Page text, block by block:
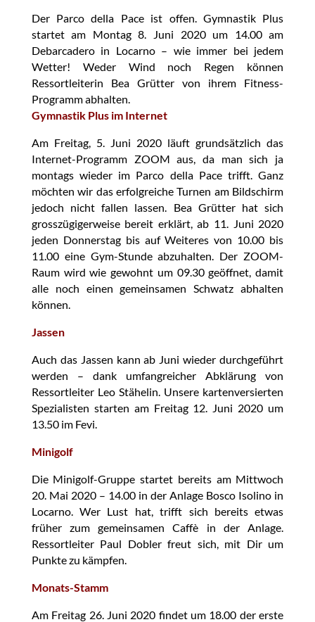
Der Parco della Pace ist offen. Gymnastik Plus
startet am Montag 8. Juni 2020 um 14.00 am
Debarcadero in Locarno – wie immer bei jedem
Wetter! Weder Wind noch Regen können
Ressortleiterin Bea Grütter von ihrem Fitness-
Programm abhalten.
Gymnastik Plus im Internet
Am Freitag, 5. Juni 2020 läuft grundsätzlich das
Internet-Programm ZOOM aus, da man sich ja
montags wieder im Parco della Pace trifft. Ganz
möchten wir das erfolgreiche Turnen am Bildschirm
jedoch nicht fallen lassen. Bea Grütter hat sich
grosszügigerweise bereit erklärt, ab 11. Juni 2020
jeden Donnerstag bis auf Weiteres von 10.00 bis
11.00 eine Gym-Stunde abzuhalten. Der ZOOM-
Raum wird wie gewohnt um 09.30 geöffnet, damit
alle noch einen gemeinsamen Schwatz abhalten
können.
Jassen
Auch das Jassen kann ab Juni wieder durchgeführt
werden – dank umfangreicher Abklärung von
Ressortleiter Leo Stähelin. Unsere kartenversierten
Spezialisten starten am Freitag 12. Juni 2020 um
13.50 im Fevi.
Minigolf
Die Minigolf-Gruppe startet bereits am Mittwoch
20. Mai 2020 – 14.00 in der Anlage Bosco Isolino in
Locarno. Wer Lust hat, trifft sich bereits etwas
früher zum gemeinsamen Caffè in der Anlage.
Ressortleiter Paul Dobler freut sich, mit Dir um
Punkte zu kämpfen.
Monats-Stamm
Am Freitag 26. Juni 2020 findet um 18.00 der erste